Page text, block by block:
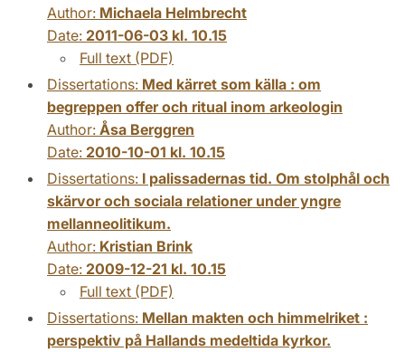
Author: Michaela Helmbrecht
Date: 2011-06-03 kl. 10.15
Full text (PDF)
Dissertations: Med kärret som källa : om
begreppen offer och ritual inom arkeologin
Author: Åsa Berggren
Date: 2010-10-01 kl. 10.15
Dissertations: I palissadernas tid. Om stolphål och
skärvor och sociala relationer under yngre
mellanneolitikum.
Author: Kristian Brink
Date: 2009-12-21 kl. 10.15
Full text (PDF)
Dissertations: Mellan makten och himmelriket :
perspektiv på Hallands medeltida kyrkor.